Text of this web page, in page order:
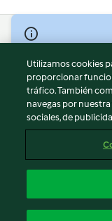
© Copyright 2026
Términos de uso
Política de privacidad
Aviso legal
Información legal
Reportar contenido
Declaración de
Utilizamos cookies
proporcionar
tráfico. También
navegas por
sociales, de